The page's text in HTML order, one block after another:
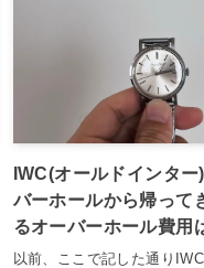
IWC(オールドインタ
バーホールから帰って
るオーバーホール費用
以前、ここで記した通り